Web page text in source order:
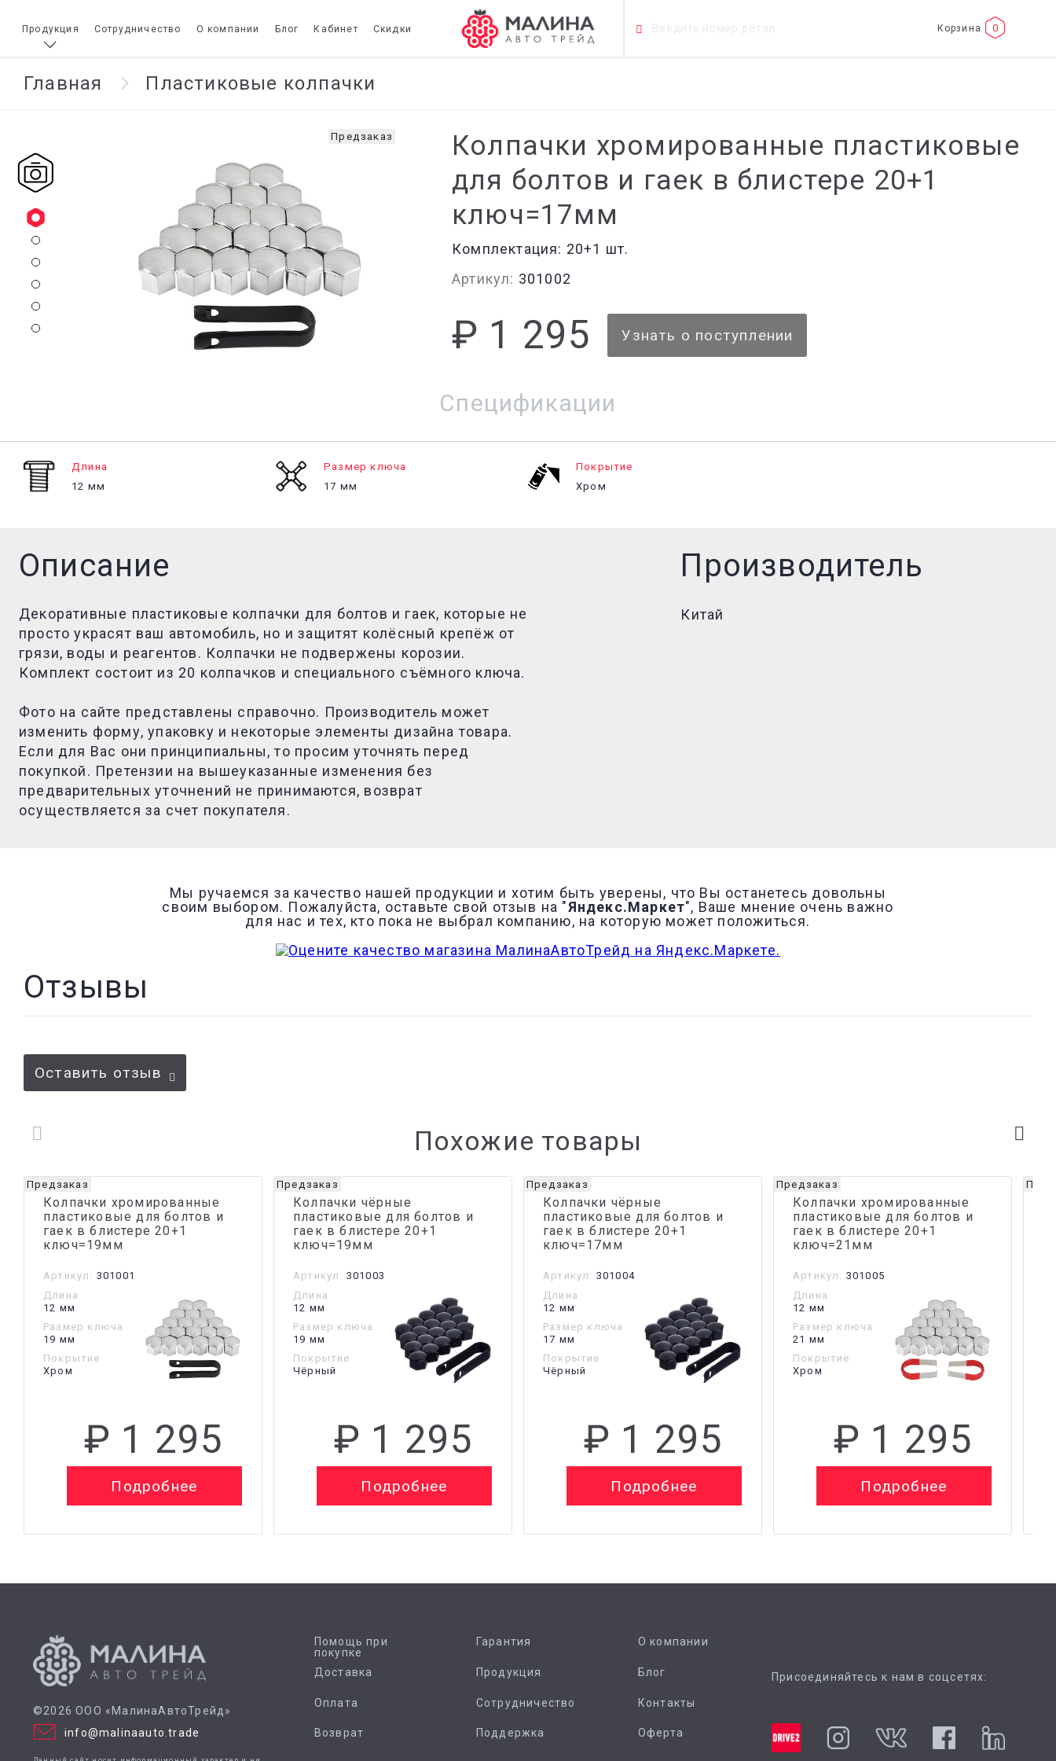
Продукция Сотрудничество О компании Блог Кабинет Скидки 0
Главная Пластиковые колпачки
Предзаказ
Колпачки хромированные пластиковые
для болтов и гаек в блистере 20+1
ключ=17мм
Комплектация: 20+1 шт.
Артикул: 301002
₽ 1 295 Узнать о поступлении
Спецификации
Длина
12 мм
Размер ключа
17 мм
Покрытие
Хром
Описание
Декоративные пластиковые колпачки для болтов и гаек, которые не
просто украсят ваш автомобиль, но и защитят колёсный крепёж от
грязи, воды и реагентов. Колпачки не подвержены корозии.
Комплект состоит из 20 колпачков и специального съёмного ключа.
Фото на сайте представлены справочно. Производитель может
изменить форму, упаковку и некоторые элементы дизайна товара.
Если для Вас они принципиальны, то просим уточнять перед
покупкой. Претензии на вышеуказанные изменения без
предварительных уточнений не принимаются, возврат
осуществляется за счет покупателя.
Производитель
Китай
Мы ручаемся за качество нашей продукции и хотим быть уверены, что Вы останетесь довольны
своим выбором. Пожалуйста, оставьте свой отзыв на "Яндекс.Маркет", Ваше мнение очень важно
для нас и тех, кто пока не выбрал компанию, на которую может положиться.
Отзывы
Оставить отзыв
Похожие товары
Колпачки хромированные
пластиковые для болтов и
гаек в блистере 20+1
ключ=19мм
Артикул: 301001
Длина
12 мм
Размер ключа
19 мм
Покрытие
Хром
Предзаказ
₽ 1 295
Подробнее
Колпачки чёрные
пластиковые для болтов и
гаек в блистере 20+1
ключ=19мм
Артикул: 301003
Длина
12 мм
Размер ключа
19 мм
Покрытие
Чёрный
Предзаказ
₽ 1 295
Подробнее
Колпачки чёрные
пластиковые для болтов и
гаек в блистере 20+1
ключ=17мм
Артикул: 301004
Длина
12 мм
Размер ключа
17 мм
Покрытие
Чёрный
Предзаказ
₽ 1 295
Подробнее
Колпачки хромированные
пластиковые для болтов и
гаек в блистере 20+1
ключ=21мм
Артикул: 301005
Длина
12 мм
Размер ключа
21 мм
Покрытие
Хром
Предзаказ
₽ 1 295
Подробнее
©2026 ООО «МалинаАвтоТрейд»
info@malinaauto.trade
Помощь при
покупке
Доставка
Оплата
Возврат
Гарантия
Продукция
Сотрудничество
Поддержка
О компании
Блог
Контакты
Оферта
Присоединяйтесь к нам в соцсетях: